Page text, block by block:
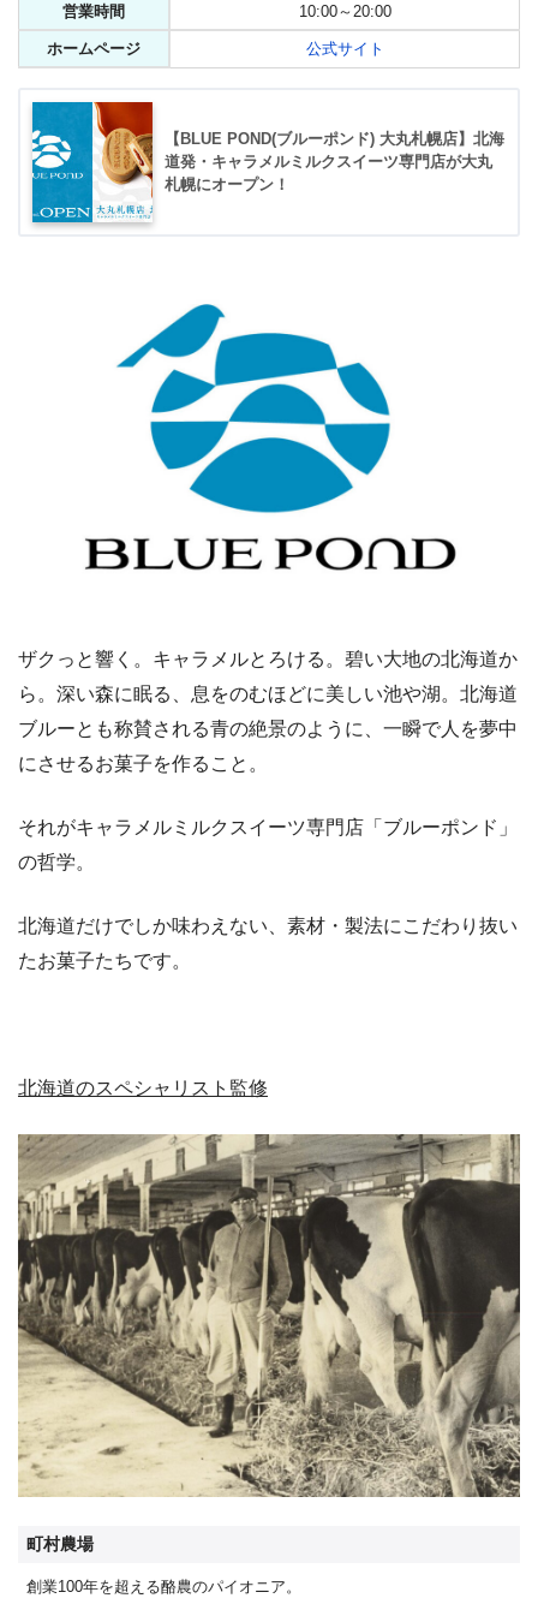
営業時間 10:00～20:00
ホームページ 公式サイト
【BLUE POND(ブルーポンド) 大丸札幌店】北海
道発・キャラメルミルクスイーツ専門店が大丸
札幌にオープン！
ザクっと響く。キャラメルとろける。碧い大地の北海道か
ら。深い森に眠る、息をのむほどに美しい池や湖。北海道
ブルーとも称賛される青の絶景のように、一瞬で人を夢中
にさせるお菓子を作ること。
それがキャラメルミルクスイーツ専門店「ブルーポンド」
の哲学。
北海道だけでしか味わえない、素材・製法にこだわり抜い
たお菓子たちです。
北海道のスペシャリスト監修
町村農場
創業100年を超える酪農のパイオニア。